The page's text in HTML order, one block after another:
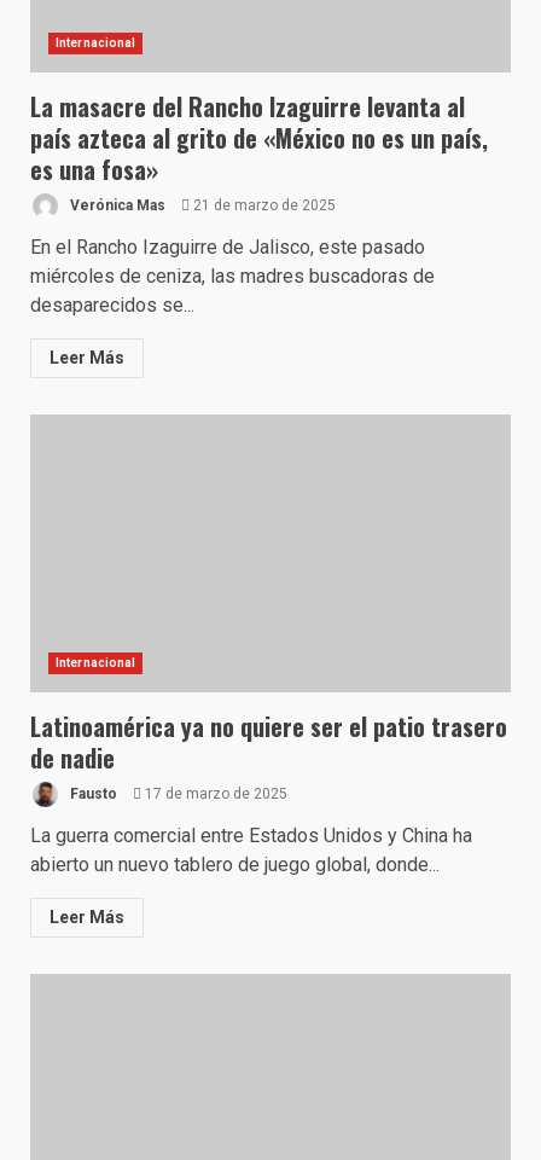
Internacional
La masacre del Rancho Izaguirre levanta al
país azteca al grito de «México no es un país,
es una fosa»
Verónica Mas 21 de marzo de 2025
En el Rancho Izaguirre de Jalisco, este pasado
miércoles de ceniza, las madres buscadoras de
desaparecidos se...
Leer Más
Internacional
Latinoamérica ya no quiere ser el patio trasero
de nadie
Fausto 17 de marzo de 2025
La guerra comercial entre Estados Unidos y China ha
abierto un nuevo tablero de juego global, donde...
Leer Más